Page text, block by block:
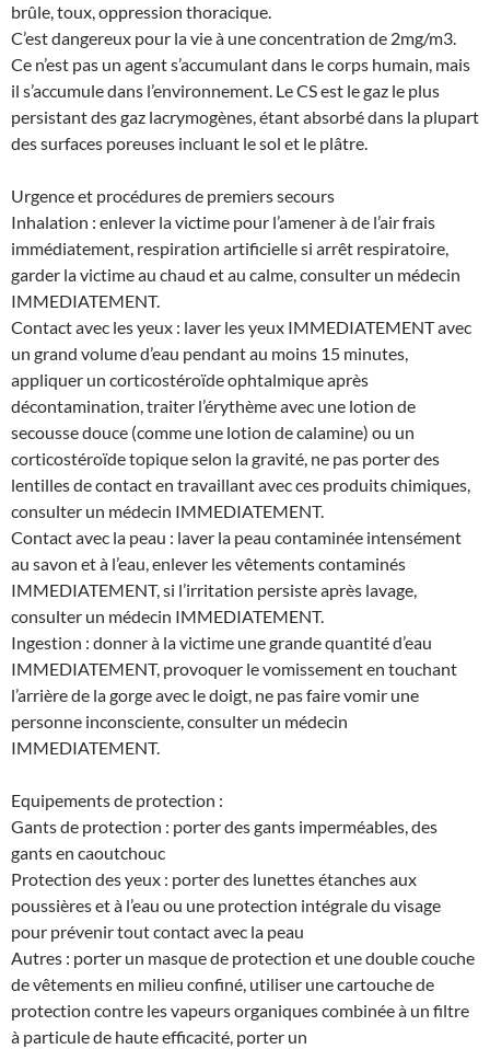
brûle, toux, oppression thoracique.
C’est dangereux pour la vie à une concentration de 2mg/m3.
Ce n’est pas un agent s’accumulant dans le corps humain, mais
il s’accumule dans l’environnement. Le CS est le gaz le plus
persistant des gaz lacrymogènes, étant absorbé dans la plupart
des surfaces poreuses incluant le sol et le plâtre.
Urgence et procédures de premiers secours
Inhalation : enlever la victime pour l’amener à de l’air frais
immédiatement, respiration artificielle si arrêt respiratoire,
garder la victime au chaud et au calme, consulter un médecin
IMMEDIATEMENT.
Contact avec les yeux : laver les yeux IMMEDIATEMENT avec
un grand volume d’eau pendant au moins 15 minutes,
appliquer un corticostéroïde ophtalmique après
décontamination, traiter l’érythème avec une lotion de
secousse douce (comme une lotion de calamine) ou un
corticostéroïde topique selon la gravité, ne pas porter des
lentilles de contact en travaillant avec ces produits chimiques,
consulter un médecin IMMEDIATEMENT.
Contact avec la peau : laver la peau contaminée intensément
au savon et à l’eau, enlever les vêtements contaminés
IMMEDIATEMENT, si l’irritation persiste après lavage,
consulter un médecin IMMEDIATEMENT.
Ingestion : donner à la victime une grande quantité d’eau
IMMEDIATEMENT, provoquer le vomissement en touchant
l’arrière de la gorge avec le doigt, ne pas faire vomir une
personne inconsciente, consulter un médecin
IMMEDIATEMENT.
Equipements de protection :
Gants de protection : porter des gants imperméables, des
gants en caoutchouc
Protection des yeux : porter des lunettes étanches aux
poussières et à l’eau ou une protection intégrale du visage
pour prévenir tout contact avec la peau
Autres : porter un masque de protection et une double couche
de vêtements en milieu confiné, utiliser une cartouche de
protection contre les vapeurs organiques combinée à un filtre
à particule de haute efficacité, porter un